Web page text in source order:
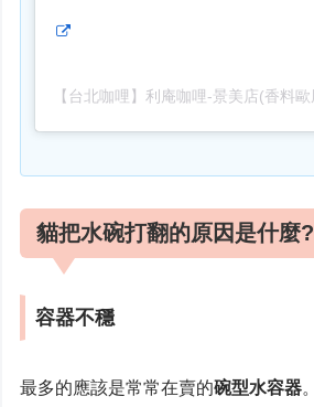
貓把水碗打翻的原因是什麼?
容器不穩
最多的應該是常常在賣的碗型水容器。